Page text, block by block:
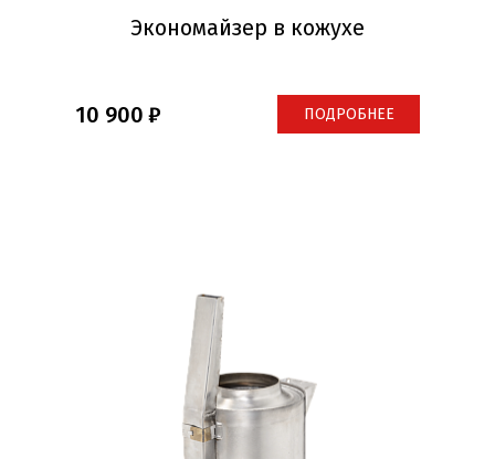
Экономайзер в кожухе
10 900 ПОДРОБНЕЕ